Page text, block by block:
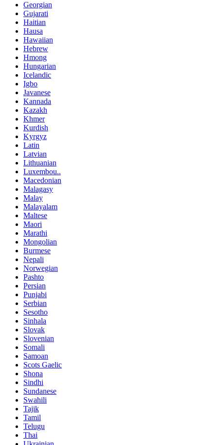
Georgian
Gujarati
Haitian
Hausa
Hawaiian
Hebrew
Hmong
Hungarian
Icelandic
Igbo
Javanese
Kannada
Kazakh
Khmer
Kurdish
Kyrgyz
Latin
Latvian
Lithuanian
Luxembou..
Macedonian
Malagasy
Malay
Malayalam
Maltese
Maori
Marathi
Mongolian
Burmese
Nepali
Norwegian
Pashto
Persian
Punjabi
Serbian
Sesotho
Sinhala
Slovak
Slovenian
Somali
Samoan
Scots Gaelic
Shona
Sindhi
Sundanese
Swahili
Tajik
Tamil
Telugu
Thai